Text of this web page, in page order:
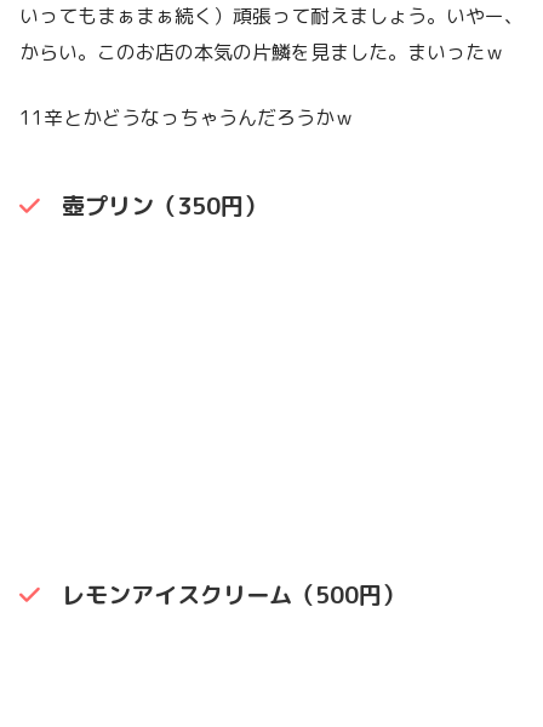
いってもまぁまぁ続く）頑張って耐えましょう。いやー、
からい。このお店の本気の片鱗を見ました。まいったｗ
11辛とかどうなっちゃうんだろうかｗ
壺プリン（350円）
レモンアイスクリーム（500円）